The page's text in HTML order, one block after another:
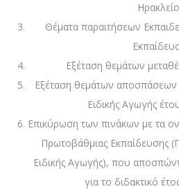
Θέματα παραιτήσεων
Εξέταση θεμάτων
Εξέταση θεμάτων αποσπάσεων
Ειδικής Αγωγής
Επικύρωση των πινάκων με τα
Πρωτοβάθμιας Εκπαίδευσης
Ειδικής Αγωγής), που
για το διδακτικό